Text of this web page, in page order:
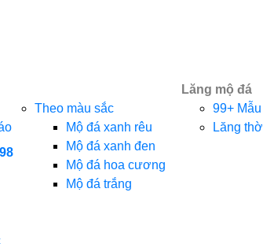
Theo màu sắc
Mộ đá xanh rêu
Mộ đá xanh đen
Mộ đá hoa cương
Mộ đá trắng
Lăng mộ đá
99+
Lăng